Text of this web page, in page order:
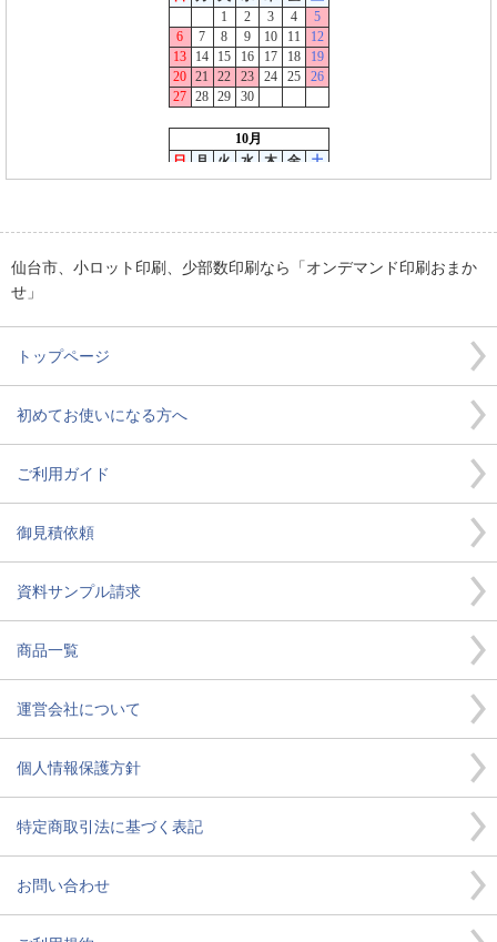
仙台市、小ロット印刷、少部数印刷なら「オンデマンド印刷おまか
せ」
トップページ
初めてお使いになる方へ
ご利用ガイド
御見積依頼
資料サンプル請求
商品一覧
運営会社について
個人情報保護方針
特定商取引法に基づく表記
お問い合わせ